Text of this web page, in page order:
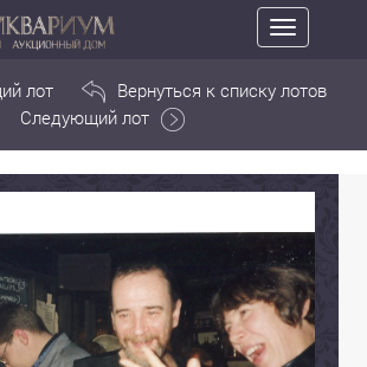
Toggle
navigation
лот
Вернуться к списку лотов
Следующий лот